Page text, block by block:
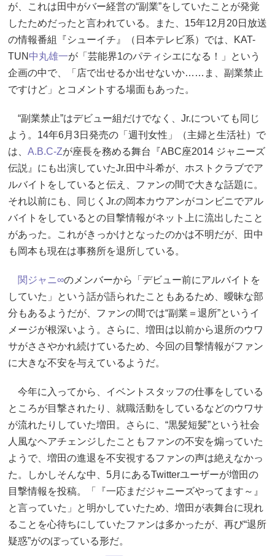
が、これは田中がバー経営の“副業”をしていたことが発覚
したためだったと言われている。また、15年12月20日放送
の情報番組『シューイチ』（日本テレビ系）では、KAT-
TUN 中丸雄一が「芸能界1のパティシエになる！」という
企画の中で、「店で出せるか出せないか……ま、副業禁止
ですけど」とコメントする場面もあった。
“副業禁止”はデビュー組だけでなく、Jr.についても同じ
よう。14年6月3日発売の「週刊女性」（主婦と生活社）で
は、 A.B.C-Zが座長を務める舞台『ABC座2014 ジャニーズ
伝説』にも出演していたJr.田中斗希が、ホストクラブでア
ルバイトをしていると伝え、ファンの間で大きな話題に。
それ以前にも、同じくJr.の岡本カウアンがコンビニでアル
バイトをしているとの目撃情報がネット上に流出したこと
があった。これがきっかけとなったのかは不明だが、田中
も岡本も現在は事務所を退所している。
関ジャニ∞のメンバーから「デビュー前にアルバイトを
していた」という話が語られたこともあるため、曖昧な部
分もあるようだが、ファンの間では“副業＝退所”というイ
メージが根深いよう。さらに、増田は以前から退所のウワ
サがささやかれ続けているため、今回の目撃情報がファン
に大きな不安を与えているようだ。
今年に入ってから、イベントスタッフの仕事をしている
ところが目撃されたり、就職活動をしているなどのウワサ
が流れたりしていた増田。さらに、“黒髪短髪”という社会
人風なヘアチェンジしたこともファンの不安を煽っていた
ようで、増田の進退を不安視するファンの声は絶えなかっ
た。しかしそんな中、5月にあるTwitterユーザーが増田の
目撃情報を投稿。「『一応まだジャニーズやってます～』
と言っていた」と明かしていたため、増田が表舞台に現れ
ることを心待ちにしていたファンは多かったが、再び“退所
疑惑”がのぼっている形だ。